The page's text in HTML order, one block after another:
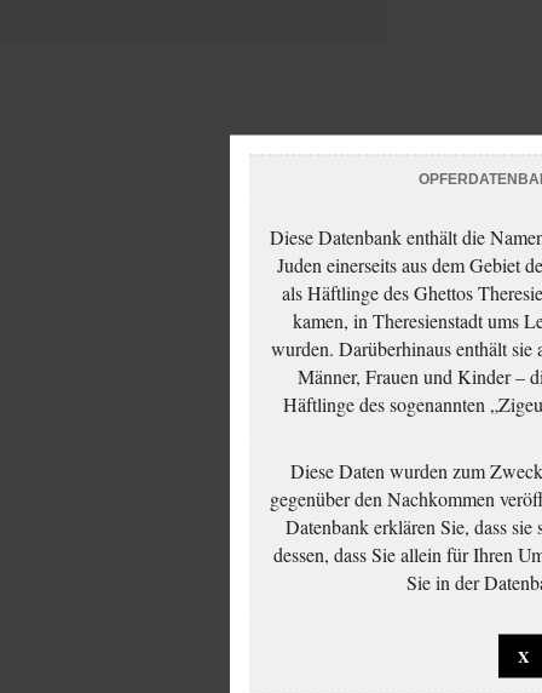
Diese Datenbank enthält die
Juden einerseits aus dem Gebiet
als Häftlinge des Ghettos
kamen, in Theresienstadt ums
wurden. Darüberhinaus enthält
Männer, Frauen und Kinder –
Häftlinge des sogenannten
Diese Daten wurden zum
gegenüber den Nachkommen
Datenbank erklären Sie, dass sie
dessen, dass Sie allein für Ihren
Sie in der
X